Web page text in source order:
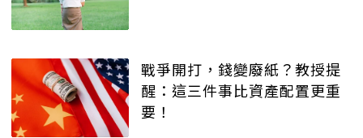
戰爭開打，錢變廢紙？教授提
醒：這三件事比資產配置更重
要！